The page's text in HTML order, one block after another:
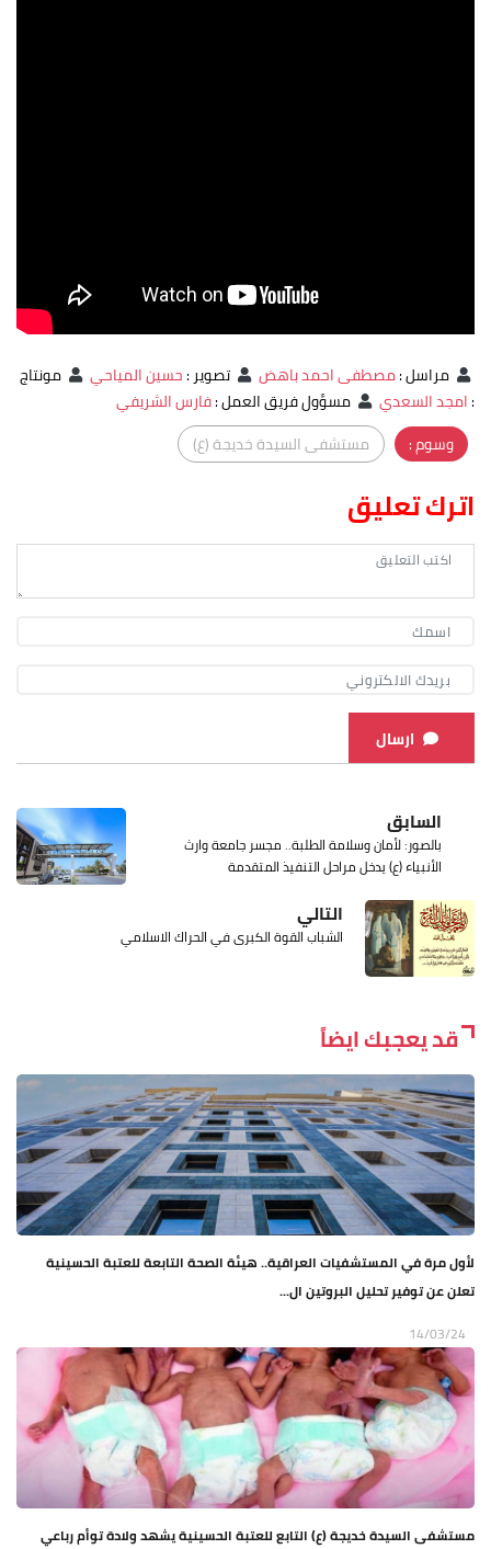
مراسل:مصطفى احمد باهض تصوير:حسين المياحي
مونتاج
:امجد السعدي مسؤول فريق العمل:فارس الشريفي
وسوم :
مستشفى السيدة خديجة (ع)
اترك تعليق
ارسال
السابق
بالصور: لأمان وسلامة الطلبة.. مجسر جامعة وارث
الأنبياء (ع) يدخل مراحل التنفيذ المتقدمة
التالي
الشباب القوة الكبرى في الحراك الاسلامي
قد يعجبك ايضاً
لأول مرة في المستشفيات العراقية.. هيئة الصحة التابعة للعتبة الحسينية
تعلن عن توفير تحليل البروتين ال...
14/03/24
مستشفى السيدة خديجة (ع) التابع للعتبة الحسينية يشهد ولادة توأم رباعي